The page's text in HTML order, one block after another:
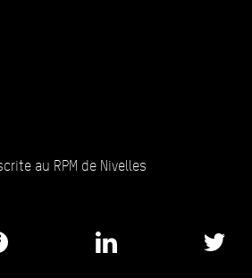
au RPM de Nivelles